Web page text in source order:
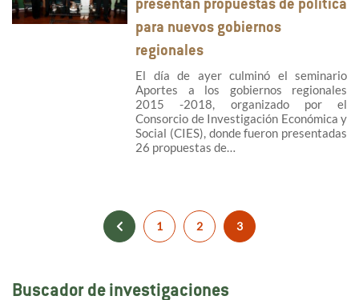
presentan propuestas de política
para nuevos gobiernos
regionales
El día de ayer culminó el seminario
Aportes a los gobiernos regionales
2015 -2018, organizado por el
Consorcio de Investigación Económica y
Social (CIES), donde fueron presentadas
26 propuestas de…
1 2 3
Buscador de investigaciones